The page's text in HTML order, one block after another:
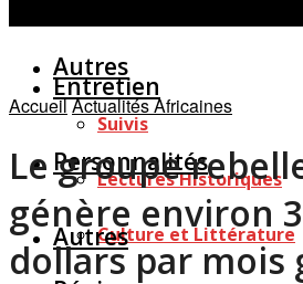
Autres
Suivis
Lectures Historiques
Culture et Littérature
Entretien
Personnalités
Autres
AccueilActualités Africaines
Le groupe
génère environ
dollars par mois